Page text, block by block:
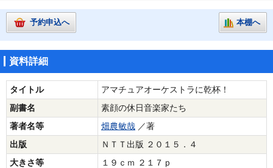
予約申込へ 本棚へ
資料詳細
タイトル
アマチュアオーケストラに乾杯！
副書名
素顔の休日音楽家たち
著者名等
畑農敏哉 ／著
出版
ＮＴＴ出版 ２０１５．４
大きさ等
１９ｃｍ ２１７ｐ